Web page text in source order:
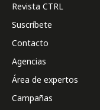
Revista CTRL
Suscríbete
Contacto
Agencias
Área de expertos
Campañas